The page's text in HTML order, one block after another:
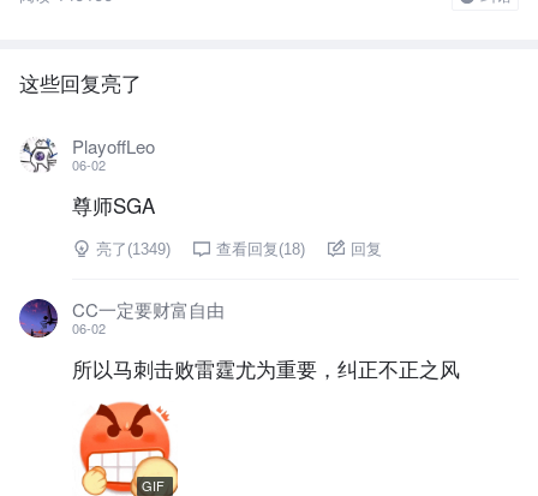
这些回复亮了
PlayoffLeo
06-02
尊师SGA
亮了(1349) 查看回复(18) 回复
CC一定要财富自由
06-02
所以马刺击败雷霆尤为重要，纠正不正之风
GIF